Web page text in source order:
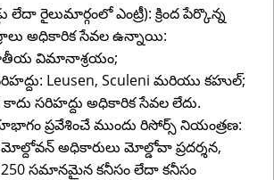
లేదా రైలుమార్గంలో ఎంట్రీ): క్రింద పేర్కొన్న
అధికారిక సేవల ఉన్నాయి:
విమానాశ్రయం;
Leusen, Sculeni మరియు కహుల్;
సరిహద్దు అధికారిక సేవల లేదు.
ప్రవేశించే ముందు రిసోర్స్ నియంత్రణ:
మోల్దోవన్ అధికారులు మోల్డోవా ప్రదర్శన,
250 సమానమైన కనీసం లేదా కనీసం